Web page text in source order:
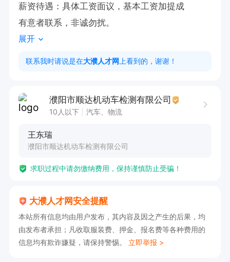
薪资待遇：具体工资面议，基本工资加提成
有意者联系，非诚勿扰。
展开
联系我时请说是在大濮人才网 上看到的，谢谢！
濮阳市顺达机动车检测有限公司
10人以下 汽车、物流
王东瑞
濮阳市顺达机动车检测有限公司
求职过程中请勿缴纳费用，保持谨慎防止受骗！
大濮人才网安全提醒
本站所有信息均由用户发布，其内容及因之产生的后果，均
由发布者承担；凡收取服装费、押金、报名费等各种费用的
信息均有欺诈嫌疑，请保持警惕。 立即举报 >